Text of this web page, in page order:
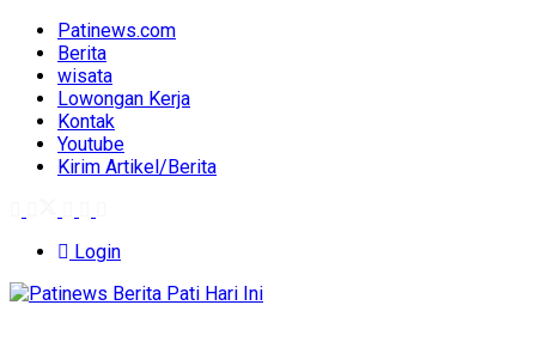
Patinews.com
Berita
wisata
Lowongan Kerja
Kontak
Youtube
Kirim Artikel/Berita
Login